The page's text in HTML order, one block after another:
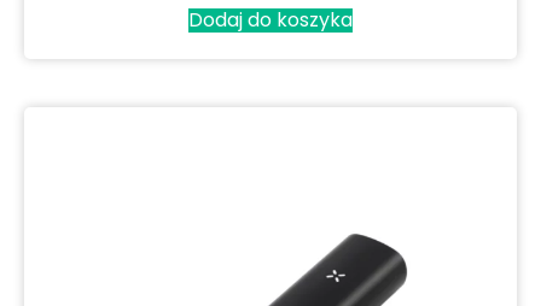
Dodaj do koszyka